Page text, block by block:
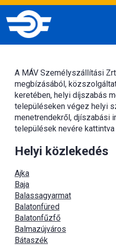
A MÁV Személyszállítási
megbízásából,
keretében, helyi díjszabás
településeken végez helyi
menetrendekről, djíszabási
települések nevére kattintva
Helyi közlekedés
Ajka
Baja
Balassagyarmat
Balatonfüred
Balatonfűzfő
Balmazújváros
Bátaszék